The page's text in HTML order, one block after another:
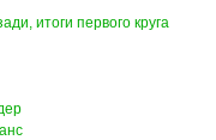
итоги первого круга